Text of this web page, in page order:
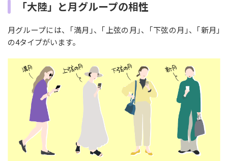
「大陸」と月グループの相性
月グループには、｢満月｣、｢上弦の月｣、｢下弦の月｣、｢新月｣
の4タイプがいます。